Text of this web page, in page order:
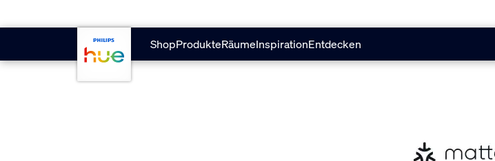
ShopProdukteRäumeInspirationEntdecken